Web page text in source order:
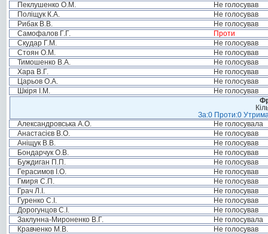
Пеклушенко О.М.
Не голосував
Поліщук К.А.
Не голосував
Рибак В.В.
Не голосував
Самофалов Г.Г.
Проти
Скудар Г.М.
Не голосував
Стоян О.М.
Не голосував
Тимошенко В.А.
Не голосував
Хара В.Г.
Не голосував
Царьов О.А.
Не голосував
Шкіря І.М.
Не голосував
За:0 Проти:0
Александровська А.О.
Не голосувала
Анастасієв В.О.
Не голосував
Аніщук В.В.
Не голосував
Бондарчук О.В.
Не голосував
Буждиган П.П.
Не голосував
Герасимов І.О.
Не голосував
Гмиря С.П.
Не голосував
Грач Л.І.
Не голосував
Гуренко С.І.
Не голосував
Дорогунцов С.І.
Не голосував
Заклунна-Мироненко В.Г.
Не голосувала
Кравченко М.В.
Не голосував